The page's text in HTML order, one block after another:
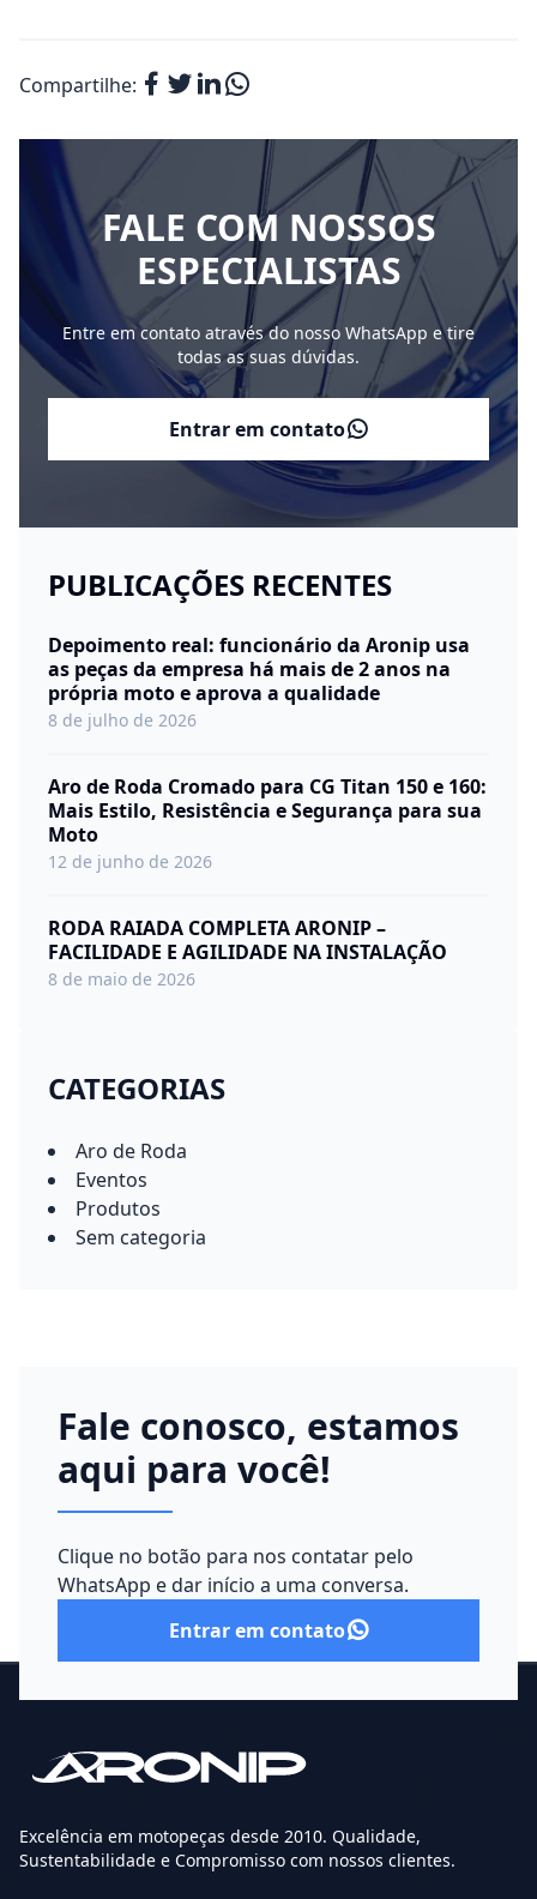
Compartilhe:
PUBLICAÇÕES RECENTES
Depoimento real: funcionário da Aronip usa
as peças da empresa há mais de 2 anos na
própria moto e aprova a qualidade
8 de julho de 2026
Aro de Roda Cromado para CG Titan 150 e 160:
Mais Estilo, Resistência e Segurança para sua
Moto
12 de junho de 2026
RODA RAIADA COMPLETA ARONIP –
FACILIDADE E AGILIDADE NA INSTALAÇÃO
8 de maio de 2026
CATEGORIAS
Aro de Roda
Eventos
Produtos
Sem categoria
FALE COM NOSSOS
ESPECIALISTAS
Entre em contato através do nosso WhatsApp e tire
todas as suas dúvidas.
Entrar em contato
Fale conosco, estamos
aqui para você!
Clique no botão para nos contatar pelo
WhatsApp e dar início a uma conversa.
Entrar em contato
Excelência em motopeças desde 2010. Qualidade,
Sustentabilidade e Compromisso com nossos clientes.